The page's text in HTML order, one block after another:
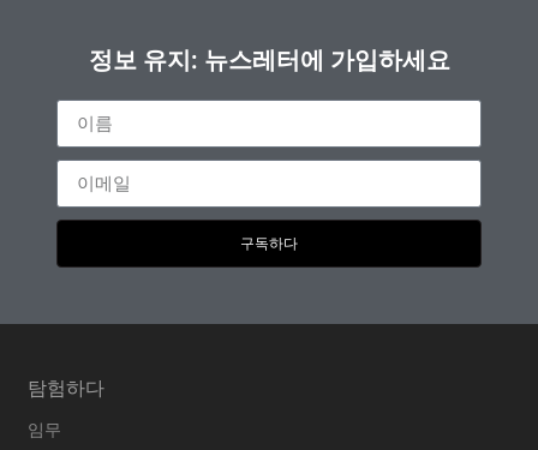
정보 유지: 뉴스레터에 가입하세요
구독하다
탐험하다
임무